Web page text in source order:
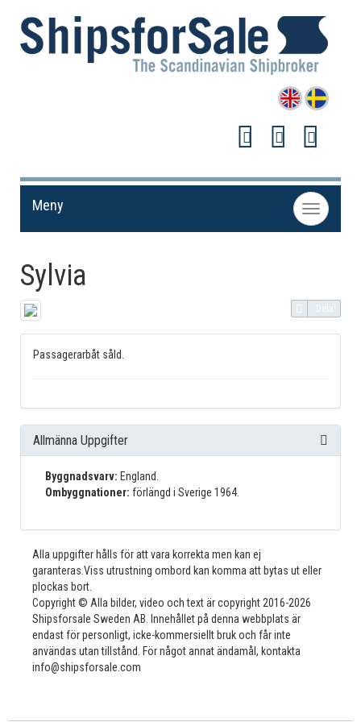
Toggle
navigation
Meny
Sylvia
Dela!
Passagerarbåt såld.
Allmänna Uppgifter
Byggnadsvarv: England.
Ombyggnationer: förlängd i Sverige 1964.
Alla uppgifter hålls för att vara korrekta men kan ej
garanteras.Viss utrustning ombord kan komma att bytas ut eller
plockas bort.
Copyright © Alla bilder, video och text är copyright 2016-2026
Shipsforsale Sweden AB. Innehållet på denna webbplats är
endast för personligt, icke-kommersiellt bruk och får inte
användas utan tillstånd. För något annat ändamål, kontakta
info@shipsforsale.com